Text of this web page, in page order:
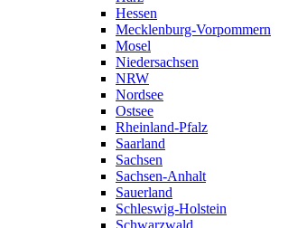
Hessen
Mecklenburg-Vorpommern
Mosel
Niedersachsen
NRW
Nordsee
Ostsee
Rheinland-Pfalz
Saarland
Sachsen
Sachsen-Anhalt
Sauerland
Schleswig-Holstein
Schwarzwald